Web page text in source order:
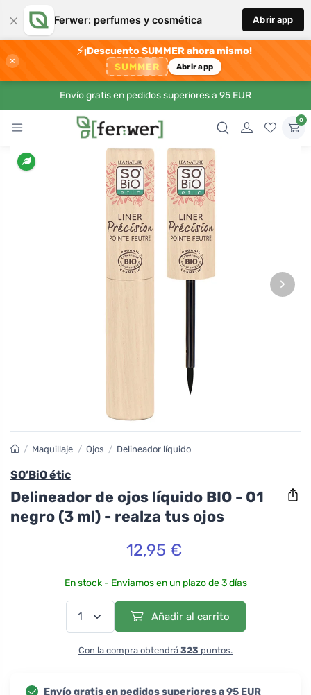
× Ferwer: perfumes y cosmética Abrir app
×
⚡¡Descuento SUMMER ahora mismo!
SUMMER Abrir app
Envío gratis en pedidos superiores a 95 EUR
0
›
/ Maquillaje / Ojos / Delineador líquido
SO’BiO étic
Delineador de ojos líquido BIO - 01
negro (3 ml) - realza tus ojos
12,95 €
En stock - Enviamos en un plazo de 3 días
Añadir al carrito
Con la compra obtendrá 323 puntos.
Envío gratis en pedidos superiores a 95 EUR